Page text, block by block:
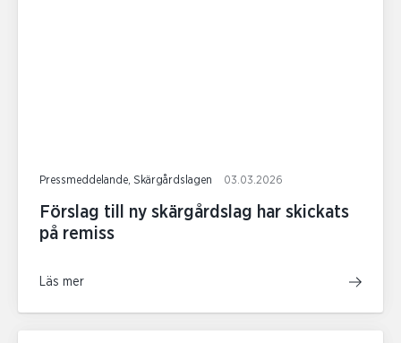
Pressmeddelande, Skärgårdslagen 03.03.2026
Förslag till ny skärgårdslag har skickats
på remiss
Läs mer